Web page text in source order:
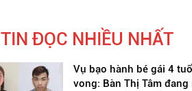
TIN ĐỌC NHIỀU NHẤT
Vụ bạo hành bé gái 4
vong: Bàn Thị Tâm đang